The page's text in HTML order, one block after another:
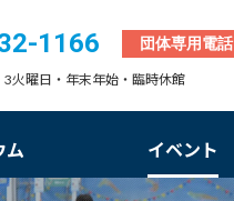
1166 団体専用電話
火曜日・年末年始・臨時休館
ム イベント